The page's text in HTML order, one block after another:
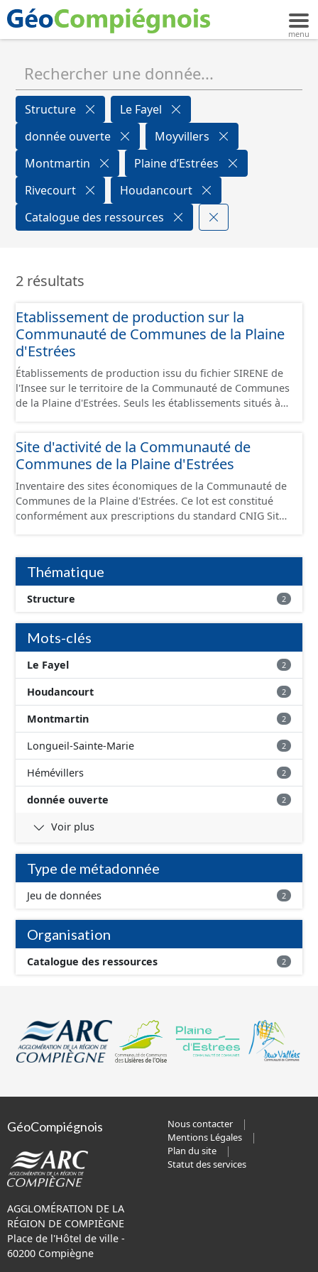
Structure
Le Fayel
donnée ouverte
Moyvillers
Montmartin
Plaine d’Estrées
Rivecourt
Houdancourt
Catalogue des ressources
2 résultats
Etablissement de production sur la
Communauté de Communes de la Plaine
d'Estrées
Établissements de production issu du fichier SIRENE de
l'Insee sur le territoire de la Communauté de Communes
de la Plaine d'Estrées. Seuls les établissements situés à
conformément aux prescriptions du standard CNIG Sites
Économiques. Ce lot ne contient pas la référence aux
delà des prescriptions du CNIG se limitant aux SCI.
Site d'activité de la Communauté de
Communes de la Plaine d'Estrées
Inventaire des sites économiques de la Communauté de
Communes de la Plaine d'Estrées. Ce lot est constitué
conformément aux prescriptions du standard CNIG Sites
Thématique
Structure 2
Mots-clés
Le Fayel 2
Houdancourt 2
Montmartin 2
Longueil-Sainte-Marie 2
Hémévillers 2
donnée ouverte 2
Voir plus
Type de métadonnée
Jeu de données 2
Organisation
Catalogue des ressources 2
GéoCompiégnois
AGGLOMÉRATION DE LA
RÉGION DE COMPIÈGNE
Place de l'Hôtel de ville -
60200 Compiègne
Nous contacter
Mentions Légales
Plan du site
Statut des services